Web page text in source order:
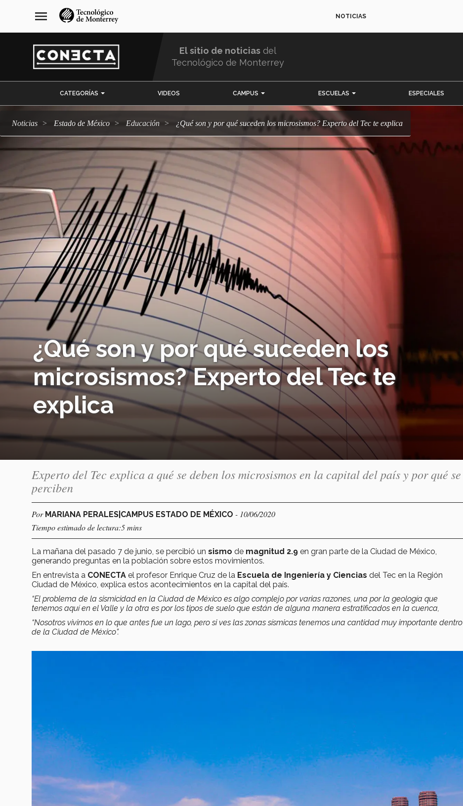
navegación
principal
menu NOTICIAS
El sitio de noticias del
Tecnológico de Monterrey
CATEGORÍAS VIDEOS CAMPUS ESCUELAS ESPECIALES
Noticias Estado de México Educación ¿Qué son y por qué suceden los microsismos? Experto del Tec te explica
¿Qué son y por qué suceden los
microsismos? Experto del Tec te
explica
Experto del Tec explica a qué se deben los microsismos en la capital del país y por qué se
perciben
Por MARIANA PERALES|CAMPUS ESTADO DE MÉXICO - 10/06/2020
Tiempo estimado de lectura:5 mins
La mañana del pasado 7 de junio, se percibió un sismo de magnitud 2.9 en gran parte de la Ciudad de México,
generando preguntas en la población sobre estos movimientos.
En entrevista a CONECTA el profesor Enrique Cruz de la Escuela de Ingeniería y Ciencias del Tec en la Región
Ciudad de México, explica estos acontecimientos en la capital del país.
“El problema de la sismicidad en la Ciudad de México es algo complejo por varias razones, una por la geología que
tenemos aquí en el Valle y la otra es por los tipos de suelo que están de alguna manera estratificados en la cuenca,
“Nosotros vivimos en lo que antes fue un lago, pero si ves las zonas sísmicas tenemos una cantidad muy importante dentro
de la Ciudad de México”.